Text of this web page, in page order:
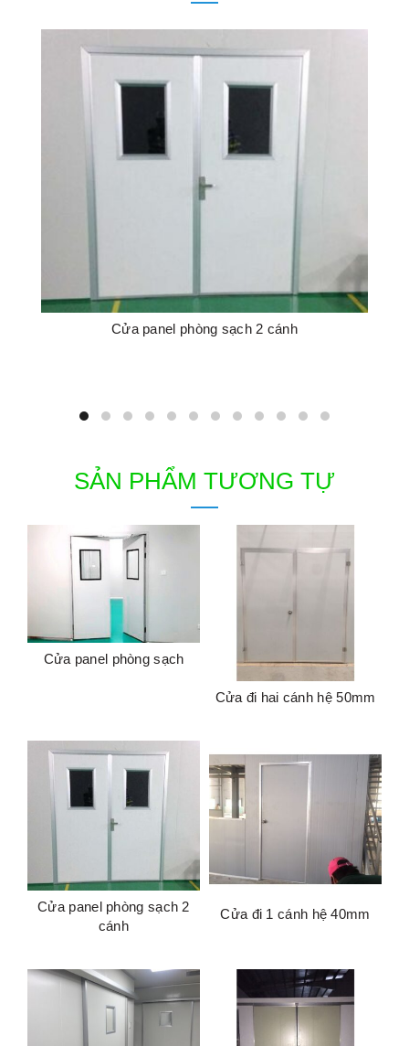
Cửa panel phòng sạch 2 cánh
SẢN PHẨM TƯƠNG TỰ
Cửa panel phòng sạch
Cửa đi hai cánh hệ 50mm
Cửa panel phòng sạch 2
cánh
Cửa đi 1 cánh hệ 40mm